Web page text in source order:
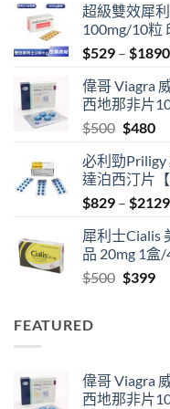
超級雙效犀
100mg/10粒
$529 – $1890
偉哥 Viagra
西地那非片
$500 Original
was:
$500.
$480
is:
必利勁
達泊西汀片
$829 – $2129
犀利士Cialis
品 20mg 1盒/
$500 Original
$399
FEATURED
偉哥 Viagra
西地那非片